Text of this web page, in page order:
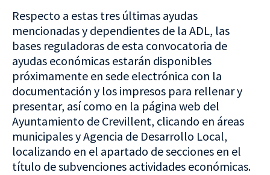
Respecto a estas tres últimas ayudas
mencionadas y dependientes de la ADL, las
bases reguladoras de esta convocatoria de
ayudas económicas estarán disponibles
próximamente en sede electrónica con la
documentación y los impresos para rellenar y
presentar, así como en la página web del
Ayuntamiento de Crevillent, clicando en áreas
municipales y Agencia de Desarrollo Local,
localizando en el apartado de secciones en el
título de subvenciones actividades económicas.